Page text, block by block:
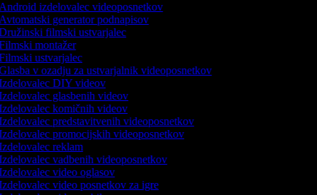
izdelovalec videoposnetkov
generator podnapisov
filmski ustvarjalec
montažer
ustvarjalec
v ozadju za ustvarjalnik videoposnetkov
DIY videov
glasbenih videov
komičnih videov
predstavitvenih videoposnetkov
promocijskih videoposnetkov
reklam
vadbenih videoposnetkov
video oglasov
video posnetkov za igre